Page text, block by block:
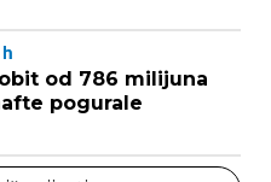
h
od 786 milijuna
pogurale